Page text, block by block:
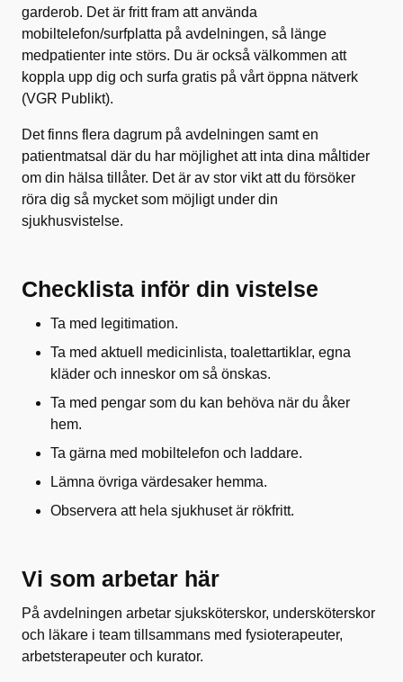
garderob. Det är fritt fram att använda
mobiltelefon/surfplatta på avdelningen, så länge
medpatienter inte störs. Du är också välkommen att
koppla upp dig och surfa gratis på vårt öppna nätverk
(VGR Publikt).
Det finns flera dagrum på avdelningen samt en
patientmatsal där du har möjlighet att inta dina måltider
om din hälsa tillåter. Det är av stor vikt att du försöker
röra dig så mycket som möjligt under din
sjukhusvistelse.
Checklista inför din vistelse
Ta med legitimation.
Ta med aktuell medicinlista, toalettartiklar, egna
kläder och inneskor om så önskas.
Ta med pengar som du kan behöva när du åker
hem.
Ta gärna med mobiltelefon och laddare.
Lämna övriga värdesaker hemma.
Observera att hela sjukhuset är rökfritt.
Vi som arbetar här
På avdelningen arbetar sjuksköterskor, undersköterskor
och läkare i team tillsammans med fysioterapeuter,
arbetsterapeuter och kurator.